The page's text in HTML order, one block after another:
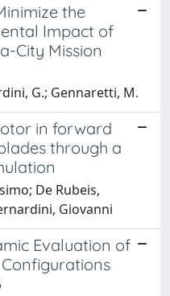
the
Impact of
City Mission
G.; Gennaretti, M.
in forward
through a
De Rubeis,
Giovanni
Evaluation of